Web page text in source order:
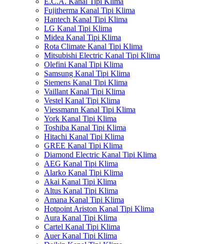
Fujitherma Kanal Tipi Klima
Hantech Kanal Tipi Klima
LG Kanal Tipi Klima
Midea Kanal Tipi Klima
Rota Climate Kanal Tipi Klima
Mitsubishi Electric Kanal Tipi Klima
Olefini Kanal Tipi Klima
Samsung Kanal Tipi Klima
Siemens Kanal Tipi Klima
Vaillant Kanal Tipi Klima
Vestel Kanal Tipi Klima
Viessmann Kanal Tipi Klima
York Kanal Tipi Klima
Toshiba Kanal Tipi Klima
Hitachi Kanal Tipi Klima
GREE Kanal Tipi Klima
Diamond Electric Kanal Tipi Klima
AEG Kanal Tipi Klima
Alarko Kanal Tipi Klima
Akai Kanal Tipi Klima
Altus Kanal Tipi Klima
Amana Kanal Tipi Klima
Hotpoint Ariston Kanal Tipi Klima
Aura Kanal Tipi Klima
Cartel Kanal Tipi Klima
Auer Kanal Tipi Klima